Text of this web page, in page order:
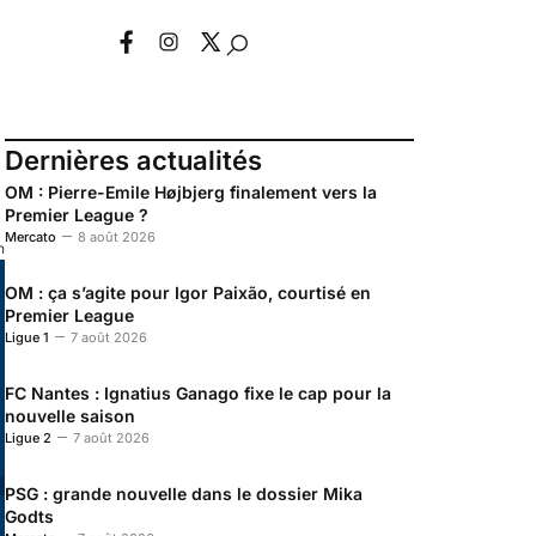
Dernières actualités
OM : Pierre-Emile Højbjerg finalement vers la
Premier League ?
Mercato 8 août 2026
OM : ça s’agite pour Igor Paixão, courtisé en
Premier League
Ligue 1 7 août 2026
FC Nantes : Ignatius Ganago fixe le cap pour la
nouvelle saison
Ligue 2 7 août 2026
PSG : grande nouvelle dans le dossier Mika
Godts